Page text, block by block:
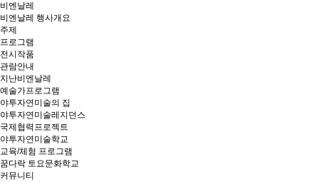
비엔날레
비엔날레 행사개요
주제
프로그램
전시작품
관람안내
지난비엔날레
예술가프로그램
야투자연미술의 집
야투자연미술레지던스
국제협력프로젝트
야투자연미술학교
교육/체험 프로그램
꿈다락 토요문화학교
커뮤니티